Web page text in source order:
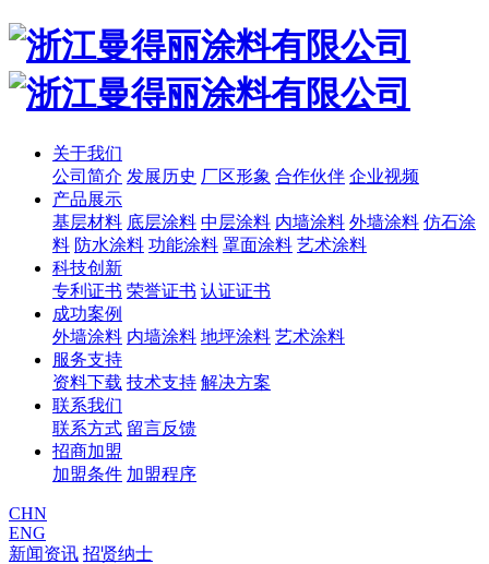
关于我们
公司简介 发展历史 厂区形象 合作伙伴 企业视频
产品展示
基层材料 底层涂料 中层涂料 内墙涂料 外墙涂料 仿石涂
料 防水涂料 功能涂料 罩面涂料 艺术涂料
科技创新
专利证书 荣誉证书 认证证书
成功案例
外墙涂料 内墙涂料 地坪涂料 艺术涂料
服务支持
资料下载 技术支持 解决方案
联系我们
联系方式 留言反馈
招商加盟
加盟条件 加盟程序
CHN
ENG
新闻资讯 招贤纳士